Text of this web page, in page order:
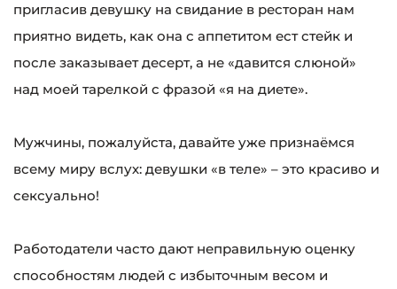
пригласив девушку на свидание в ресторан нам
приятно видеть, как она с аппетитом ест стейк и
после заказывает десерт, а не «давится слюной»
над моей тарелкой с фразой «я на диете».
Мужчины, пожалуйста, давайте уже признаёмся
всему миру вслух: девушки «в теле» – это красиво и
сексуально!
Работодатели часто дают неправильную оценку
способностям людей с избыточным весом и